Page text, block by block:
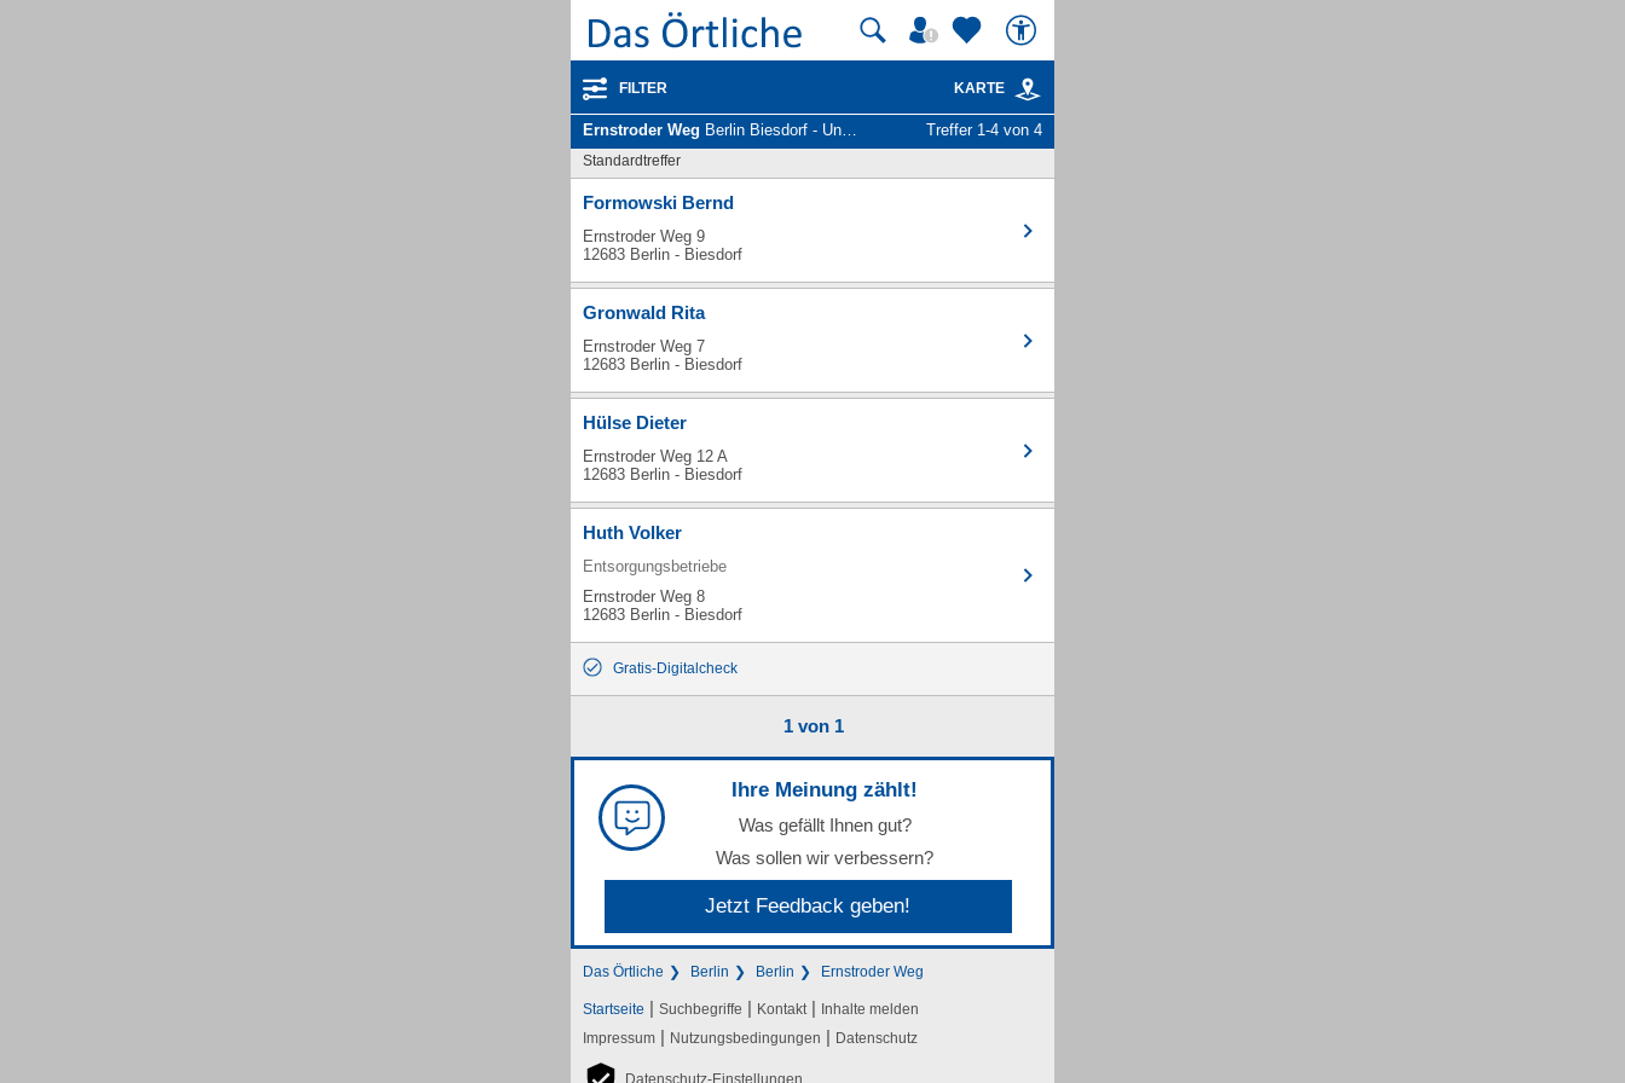
FILTER KARTE
Ernstroder Weg Berlin Biesdorf - Unternehmen und Personen Treffer 1-4 von 4
Standardtreffer
Formowski Bernd
Ernstroder Weg 9
12683 Berlin - Biesdorf
Gronwald Rita
Ernstroder Weg 7
12683 Berlin - Biesdorf
Hülse Dieter
Ernstroder Weg 12 A
12683 Berlin - Biesdorf
Huth Volker
Entsorgungsbetriebe
Ernstroder Weg 8
12683 Berlin - Biesdorf
Gratis-Digitalcheck
1 von 1
Ihre Meinung zählt!
Was gefällt Ihnen gut?
Was sollen wir verbessern?
Jetzt Feedback geben!
Das Örtliche Berlin Berlin Ernstroder Weg
Startseite | Suchbegriffe | Kontakt | Inhalte melden
Impressum | Nutzungsbedingungen | Datenschutz
Datenschutz-Einstellungen